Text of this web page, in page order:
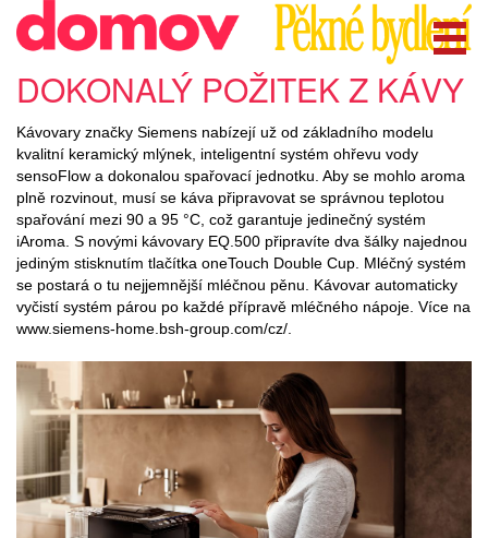
DOKONALÝ POŽITEK Z KÁVY
Kávovary značky Siemens nabízejí už od základního modelu
kvalitní keramický mlýnek, inteligentní systém ohřevu vody
sensoFlow a dokonalou spařovací jednotku. Aby se mohlo aroma
plně rozvinout, musí se káva připravovat se správnou teplotou
spařování mezi 90 a 95 °C, což garantuje jedinečný systém
iAroma. S novými kávovary EQ.500 připravíte dva šálky najednou
jediným stisknutím tlačítka oneTouch Double Cup. Mléčný systém
se postará o tu nejjemnější mléčnou pěnu. Kávovar automaticky
vyčistí systém párou po každé přípravě mléčného nápoje. Více na
www.siemens-home.bsh-group.com/cz/.